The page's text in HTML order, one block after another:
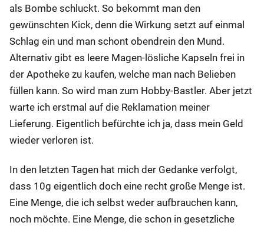
als Bombe schluckt. So bekommt man den
gewünschten Kick, denn die Wirkung setzt auf einmal
Schlag ein und man schont obendrein den Mund.
Alternativ gibt es leere Magen-lösliche Kapseln frei in
der Apotheke zu kaufen, welche man nach Belieben
füllen kann. So wird man zum Hobby-Bastler. Aber jetzt
warte ich erstmal auf die Reklamation meiner
Lieferung. Eigentlich befürchte ich ja, dass mein Geld
wieder verloren ist.
In den letzten Tagen hat mich der Gedanke verfolgt,
dass 10g eigentlich doch eine recht große Menge ist.
Eine Menge, die ich selbst weder aufbrauchen kann,
noch möchte. Eine Menge, die schon in gesetzliche